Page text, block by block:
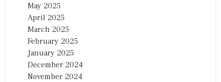
May 2025
April 2025
March 2025
February 2025
January 2025
December 2024
November 2024